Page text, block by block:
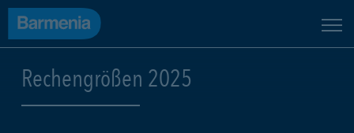
Rechengrößen 2025